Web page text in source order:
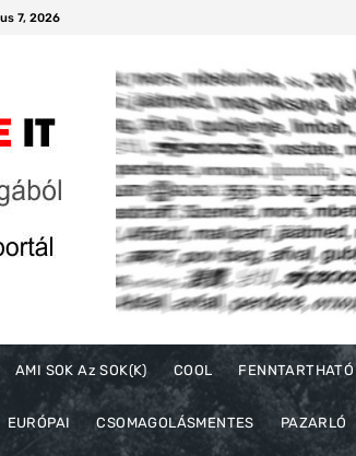
7, 2026
AMI SOK Az SOK(K) COOL FENNTARTHATÓ
EURÓPAI CSOMAGOLÁSMENTES PAZARLÓ